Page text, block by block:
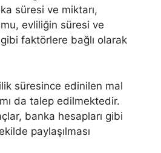
süresi ve miktarı,
evliliğin süresi ve
faktörlere bağlı olarak
süresince edinilen mal
da talep edilmektedir.
banka hesapları gibi
paylaşılması